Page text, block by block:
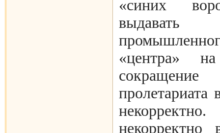
«синих
«центра»
некорректно